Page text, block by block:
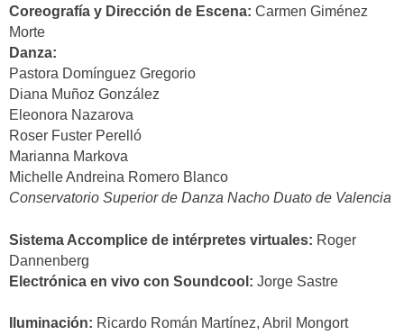
Coreografía y Dirección de Escena: Carmen Giménez
Morte
Danza:
Pastora Domínguez Gregorio
Diana Muñoz González
Eleonora Nazarova
Roser Fuster Perelló
Marianna Markova
Michelle Andreina Romero Blanco
Conservatorio Superior de Danza Nacho Duato de Valencia
Sistema Accomplice de intérpretes virtuales: Roger
Dannenberg
Electrónica en vivo con Soundcool: Jorge Sastre
Iluminación: Ricardo Román Martínez, Abril Mongort